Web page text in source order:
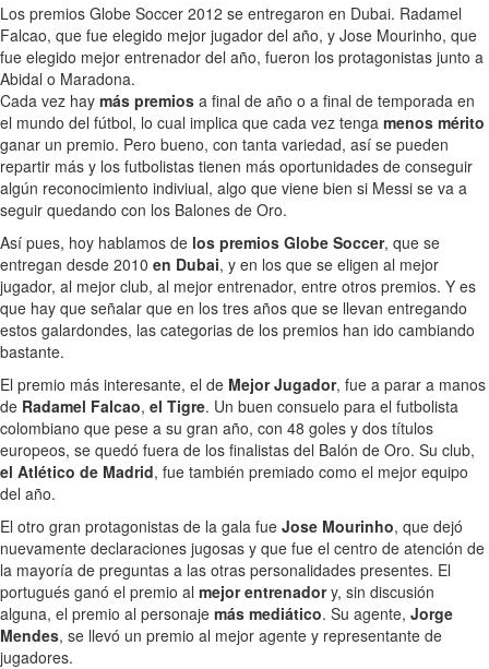
Los premios Globe Soccer 2012 se entregaron en Dubai. Radamel
Falcao, que fue elegido mejor jugador del año, y Jose Mourinho, que
fue elegido mejor entrenador del año, fueron los protagonistas junto a
Abidal o Maradona.
Cada vez hay más premios a final de año o a final de temporada en
el mundo del fútbol, lo cual implica que cada vez tenga menos mérito
ganar un premio. Pero bueno, con tanta variedad, así se pueden
repartir más y los futbolistas tienen más oportunidades de conseguir
algún reconocimiento indiviual, algo que viene bien si Messi se va a
seguir quedando con los Balones de Oro.
Así pues, hoy hablamos de los premios Globe Soccer, que se
entregan desde 2010 en Dubai, y en los que se eligen al mejor
jugador, al mejor club, al mejor entrenador, entre otros premios. Y es
que hay que señalar que en los tres años que se llevan entregando
estos galardondes, las categorias de los premios han ido cambiando
bastante.
El premio más interesante, el de Mejor Jugador, fue a parar a manos
de Radamel Falcao, el Tigre. Un buen consuelo para el futbolista
colombiano que pese a su gran año, con 48 goles y dos títulos
europeos, se quedó fuera de los finalistas del Balón de Oro. Su club,
el Atlético de Madrid, fue también premiado como el mejor equipo
del año.
El otro gran protagonistas de la gala fue Jose Mourinho, que dejó
nuevamente declaraciones jugosas y que fue el centro de atención de
la mayoría de preguntas a las otras personalidades presentes. El
portugués ganó el premio al mejor entrenadory, sin discusión
alguna, el premio al personaje más mediático. Su agente, Jorge
Mendes, se llevó un premio al mejor agente y representante de
jugadores.